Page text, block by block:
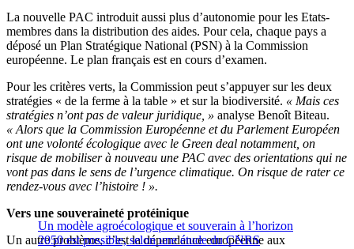
La nouvelle PAC introduit aussi plus d’autonomie pour les Etats-
membres dans la distribution des aides. Pour cela, chaque pays a
déposé un Plan Stratégique National (PSN) à la Commission
européenne. Le plan français est en cours d’examen.
Pour les critères verts, la Commission peut s’appuyer sur les deux
stratégies « de la ferme à la table » et sur la biodiversité. « Mais ces
stratégies n’ont pas de valeur juridique, » analyse Benoît Biteau.
« Alors que la Commission Européenne et du Parlement Européen
ont une volonté écologique avec le Green deal notamment, on
risque de mobiliser à nouveau une PAC avec des orientations qui ne
vont pas dans le sens de l’urgence climatique. On risque de rater ce
rendez-vous avec l’histoire ! ».
Un modèle agroécologique et souverain à l’horizon
2050 est possible, selon une étude du CNRS
Vers une souveraineté protéinique
Un autre problème, c’est la dépendance européenne aux